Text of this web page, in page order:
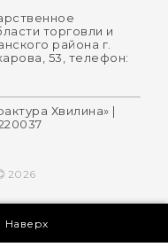
торговли и
района г.
53, телефон:
Хвилина» |
2026
Наверх